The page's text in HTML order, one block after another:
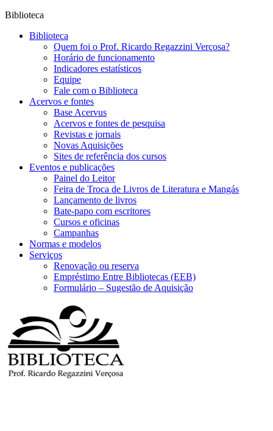
Biblioteca
Biblioteca
Quem foi o Prof. Ricardo Regazzini Verçosa?
Horário de funcionamento
Indicadores estatísticos
Equipe
Fale com o Biblioteca
Acervos e fontes
Base Acervus
Acervos e fontes de pesquisa
Revistas e jornais
Novas Aquisições
Sites de referência dos cursos
Eventos e publicações
Painel do Leitor
Feira de Troca de Livros de Literatura e Mangás
Lançamento de livros
Bate-papo com escritores
Cursos e oficinas
Campanhas
Normas e modelos
Serviços
Renovação ou reserva
Empréstimo Entre Bibliotecas (EEB)
Formulário – Sugestão de Aquisição